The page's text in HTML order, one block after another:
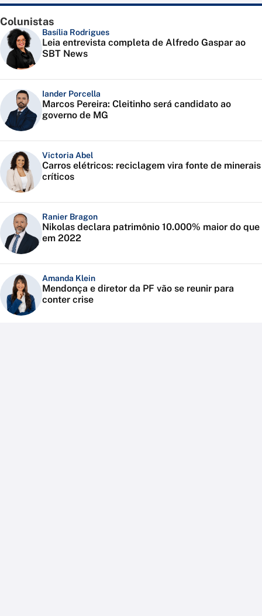
Colunistas
Basília Rodrigues
Leia entrevista completa de Alfredo Gaspar ao
SBT News
Iander Porcella
Marcos Pereira: Cleitinho será candidato ao
governo de MG
Victoria Abel
Carros elétricos: reciclagem vira fonte de minerais
críticos
Ranier Bragon
Nikolas declara patrimônio 10.000% maior do que
em 2022
Amanda Klein
Mendonça e diretor da PF vão se reunir para
conter crise